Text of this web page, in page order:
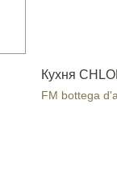
Кухня
FM bottega